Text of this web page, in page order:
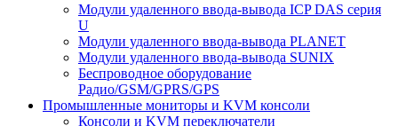
Модули удаленного ввода-вывода ICP DAS серия
U
Модули удаленного ввода-вывода PLANET
Модули удаленного ввода-вывода SUNIX
Беспроводное оборудование
Радио/GSM/GPRS/GPS
Промышленные мониторы и KVM консоли
Консоли и KVM переключатели